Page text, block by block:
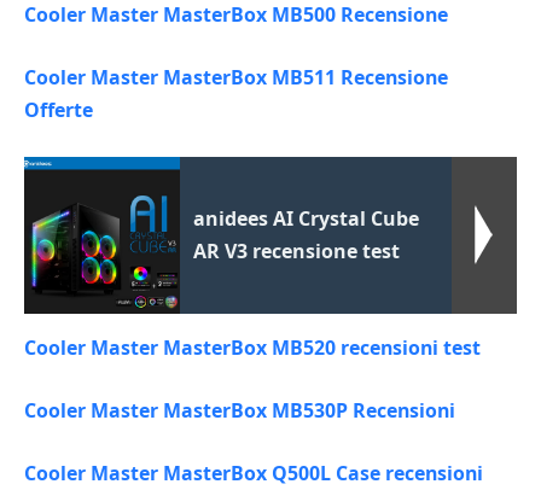
Cooler Master MasterBox MB500 Recensione
Cooler Master MasterBox MB511 Recensione
Offerte
anidees AI Crystal Cube
AR V3 recensione test
Cooler Master MasterBox MB520 recensioni test
Cooler Master MasterBox MB530P Recensioni
Cooler Master MasterBox Q500L Case recensioni